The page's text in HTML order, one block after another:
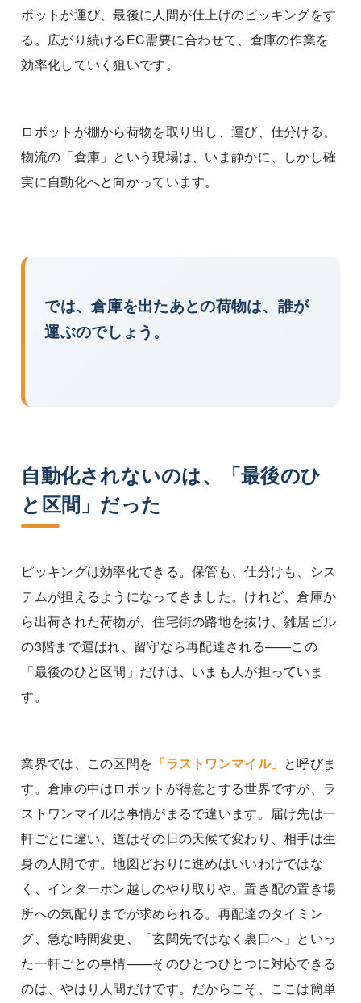
ボットが運び、最後に人間が仕上げのピッキングをす
る。広がり続けるEC需要に合わせて、倉庫の作業を
効率化していく狙いです。
ロボットが棚から荷物を取り出し、運び、仕分ける。
物流の「倉庫」という現場は、いま静かに、しかし確
実に自動化へと向かっています。
では、倉庫を出たあとの荷物は、誰が
運ぶのでしょう。
自動化されないのは、「最後のひ
と区間」だった
ピッキングは効率化できる。保管も、仕分けも、シス
テムが担えるようになってきました。けれど、倉庫か
ら出荷された荷物が、住宅街の路地を抜け、雑居ビル
の3階まで運ばれ、留守なら再配達される——この
「最後のひと区間」だけは、いまも人が担っていま
す。
業界では、この区間を 「ラストワンマイル」 と呼びま
す。倉庫の中はロボットが得意とする世界ですが、ラ
ストワンマイルは事情がまるで違います。届け先は一
軒ごとに違い、道はその日の天候で変わり、相手は生
身の人間です。地図どおりに進めばいいわけではな
く、インターホン越しのやり取りや、置き配の置き場
所への気配りまでが求められる。再配達のタイミン
グ、急な時間変更、「玄関先ではなく裏口へ」といっ
た一軒ごとの事情——そのひとつひとつに対応できる
のは、やはり人間だけです。だからこそ、ここは簡単